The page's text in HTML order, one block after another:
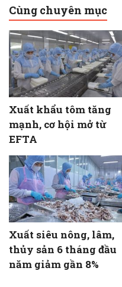
Cùng chuyên mục
Xuất khẩu tôm tăng
mạnh, cơ hội mở từ
EFTA
Xuất siêu nông, lâm,
thủy sản 6 tháng đầu
năm giảm gần 8%